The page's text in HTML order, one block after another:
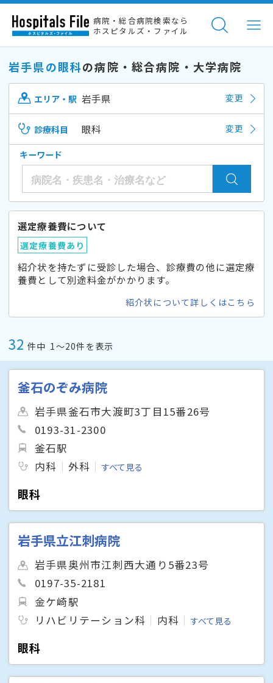
病院・総合病院検索なら
ホスピタルズ・ファイル
岩手県の眼科の病院・総合病院・大学病院
エリア・駅 岩手県 変更
診療科目 眼科 変更
キーワード
選定療養費について
選定療養費あり
紹介状を持たずに受診した場合、診療費の他に選定療
養費として別途料金がかかります。
紹介状について詳しくはこちら
32 件中 1〜20件を表示
釜石のぞみ病院
岩手県釜石市大渡町3丁目15番26号
0193-31-2300
釜石駅
内科
外科 すべて見る
眼科
岩手県立江刺病院
岩手県奥州市江刺西大通り5番23号
0197-35-2181
金ケ崎駅
リハビリテーション科
内科 すべて見る
眼科